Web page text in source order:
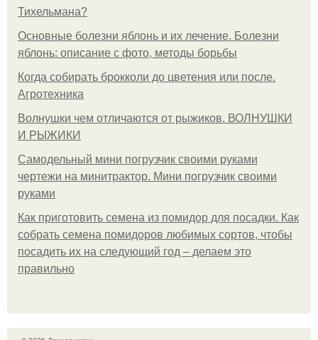
Тихельмана?
Основные болезни яблонь и их лечение. Болезни
яблонь: описание с фото, методы борьбы
Когда собирать брокколи до цветения или после.
Агротехника
Волнушки чем отличаются от рыжиков. ВОЛНУШКИ
И РЫЖИКИ
Самодельный мини погрузчик своими руками
чертежи на минитрактор. Мини погрузчик своими
руками
Как приготовить семена из помидор для посадки. Как
собрать семена помидоров любимых сортов, чтобы
посадить их на следующий год – делаем это
правильно